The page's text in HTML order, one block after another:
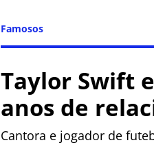
Famosos
Taylor Swift
anos de
Cantora e jogador de